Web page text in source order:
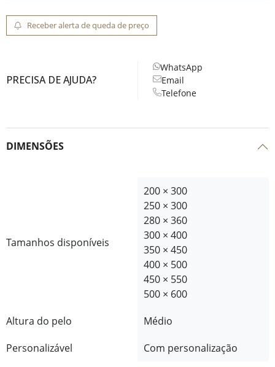
Receber alerta de queda de preço
PRECISA DE AJUDA?
WhatsApp
Email
Telefone
DIMENSÕES
Tamanhos disponíveis
200 × 300
250 × 300
280 × 360
300 × 400
350 × 450
400 × 500
450 × 550
500 × 600
Altura do pelo
Médio
Personalizável
Com personalização